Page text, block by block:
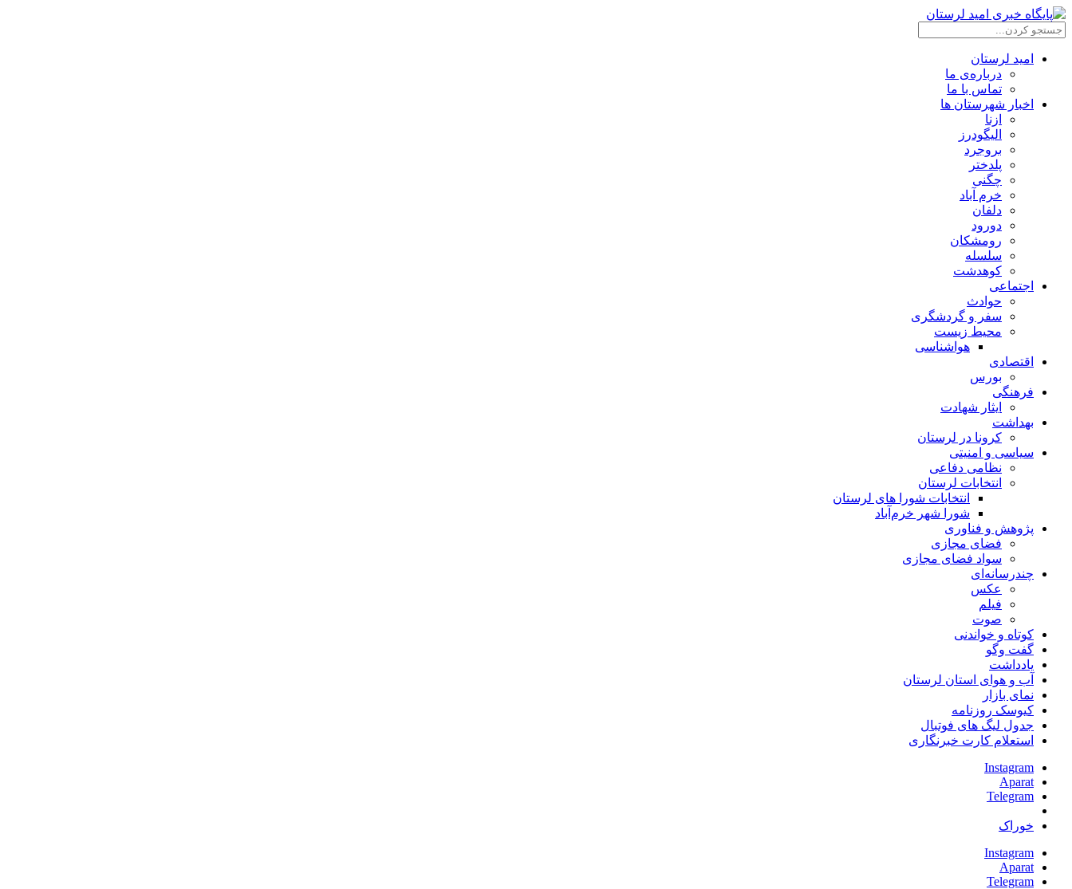
امید لرستان
درباره‌ی ما
تماس با ما
اخبار شهرستان ها
ازنا
الیگودرز
بروجرد
پلدختر
چگنی
خرم آباد
دلفان
دورود
رومشکان
سلسله
کوهدشت
اجتماعی
حوادث
سفر و گردشگری
محیط زیست
هواشناسی
اقتصادی
بورس
فرهنگی
ایثار شهادت
بهداشت
کرونا در لرستان
سیاسی و امنیتی
نظامی دفاعی
انتخابات لرستان
انتخابات شورا های لرستان
شورا شهر خرم‌آباد
پژوهش و فناوری
فضای مجازی
سواد فضای مجازی
چندرسانه‌ای
عكس
فیلم
صوت
کوتاه و خواندنی
گفت وگو
یادداشت
آب و هوای استان لرستان
نمای بازار
کیوسک روزنامه
جدول لیگ های فوتبال
استعلام کارت خبرنگاری
Instagram
Aparat
Telegram
خوراک
Instagram
Aparat
Telegram